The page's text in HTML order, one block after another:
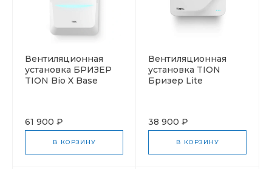
Вентиляционная
установка БРИЗЕР
TION Bio X Base
61 900 ₽
В КОРЗИНУ
Вентиляционная
установка TION
Бризер Lite
38 900 ₽
В КОРЗИНУ